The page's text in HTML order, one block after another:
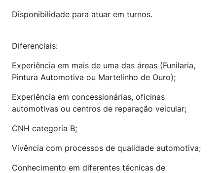
Disponibilidade para atuar em turnos.
Diferenciais:
Experiência em mais de uma das áreas (Funilaria,
Pintura Automotiva ou Martelinho de Ouro);
Experiência em concessionárias, oficinas
automotivas ou centros de reparação veicular;
CNH categoria B;
Vivência com processos de qualidade automotiva;
Conhecimento em diferentes técnicas de